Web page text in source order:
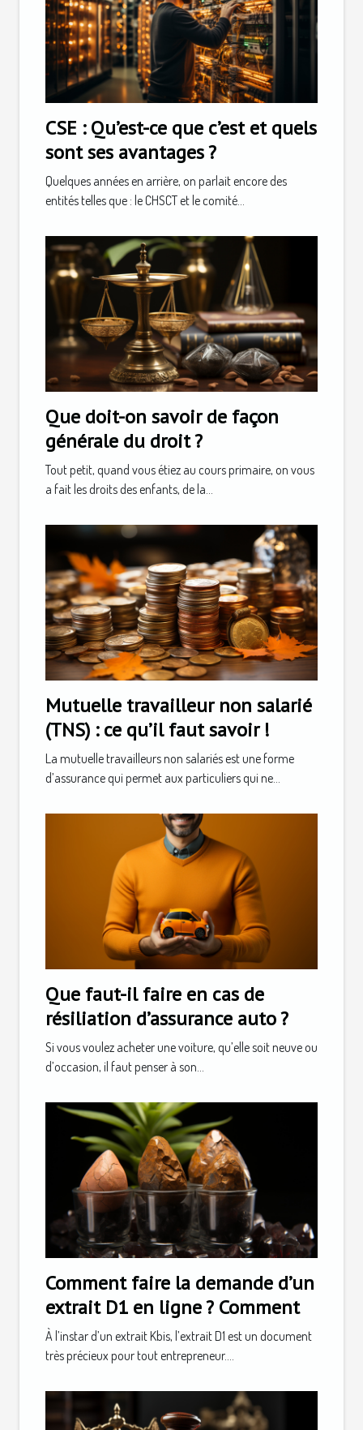
CSE : Qu’est-ce que c’est et quels
sont ses avantages ?
Quelques années en arrière, on parlait encore des
entités telles que : le CHSCT et le comité...
Que doit-on savoir de façon
générale du droit ?
Tout petit, quand vous étiez au cours primaire, on vous
a fait les droits des enfants, de la...
Mutuelle travailleur non salarié
(TNS) : ce qu’il faut savoir !
La mutuelle travailleurs non salariés est une forme
d’assurance qui permet aux particuliers qui ne...
Que faut-il faire en cas de
résiliation d’assurance auto ?
Si vous voulez acheter une voiture, qu’elle soit neuve ou
d’occasion, il faut penser à son...
Comment faire la demande d’un
extrait D1 en ligne ? Comment
À l’instar d’un extrait Kbis, l’extrait D1 est un document
très précieux pour tout entrepreneur....